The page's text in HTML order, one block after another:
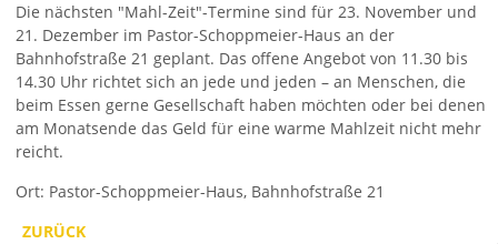
Die nächsten "Mahl-Zeit"-Termine sind für 23. November und
21. Dezember im Pastor-Schoppmeier-Haus an der
Bahnhofstraße 21 geplant. Das offene Angebot von 11.30 bis
14.30 Uhr richtet sich an jede und jeden – an Menschen, die
beim Essen gerne Gesellschaft haben möchten oder bei denen
am Monatsende das Geld für eine warme Mahlzeit nicht mehr
reicht.
Ort: Pastor-Schoppmeier-Haus, Bahnhofstraße 21
ZURÜCK